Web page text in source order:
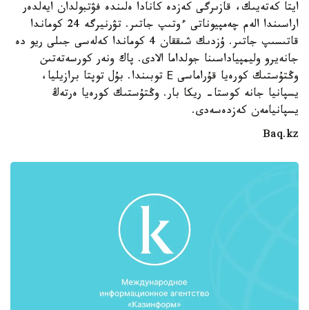
ايتا كەتەيىك، قازىرگى كەزدە كانادا ەلىندە فۋتبولدان ايەلدەر
اراسىندا الەم چەمپيوناتى ءوتىپ جاتىر. تۋرنيرگە 24 كوماندا
قاتىسىپ جاتىر. ۇزدىك شىققان 4 كوماندا كەلەسى جىلى ريو دە
جانەيرو وليمپياداسىنا جولداما الادى. پاك ونەر كورسەتەتىن
وڭتۇستىك كورەيا قۇراماسى Е توبىندا. بۇل توپتا برازيليا،
يسپانيا جانە كوستا- ريكا بار. وڭتۇستىك كورەيا ەرتەڭ
يسپانيامەن كەزدەسەدى.
Baq.kz